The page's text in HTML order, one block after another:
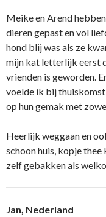
Meike en Arend
dieren gepast en vol
hond blij was als ze
mijn kat letterlijk eerst
vrienden is geworden.
voelde ik bij thuiskomst
op hun gemak met
Heerlijk weggaan en
schoon huis, kopje
zelf gebakken als
Jan, Nederland